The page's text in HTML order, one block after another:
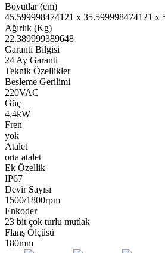
Boyutlar (cm)
45.599998474121 x 35.599998474121 x
Ağırlık (Kg)
22.389999389648
Garanti Bilgisi
24 Ay Garanti
Teknik Özellikler
Besleme Gerilimi
220VAC
Güç
4.4kW
Fren
yok
Atalet
orta atalet
Ek Özellik
IP67
Devir Sayısı
1500/1800rpm
Enkoder
23 bit çok turlu mutlak
Flanş Ölçüsü
180mm